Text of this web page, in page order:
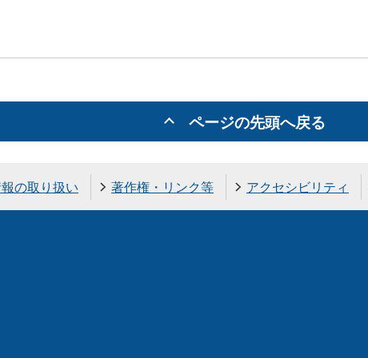
ページの先頭へ戻る
の取り扱い 著作権・リンク等 アクセシビリティ